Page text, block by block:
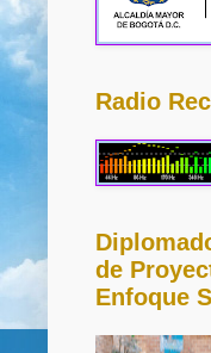
Radio
de
Enfoque